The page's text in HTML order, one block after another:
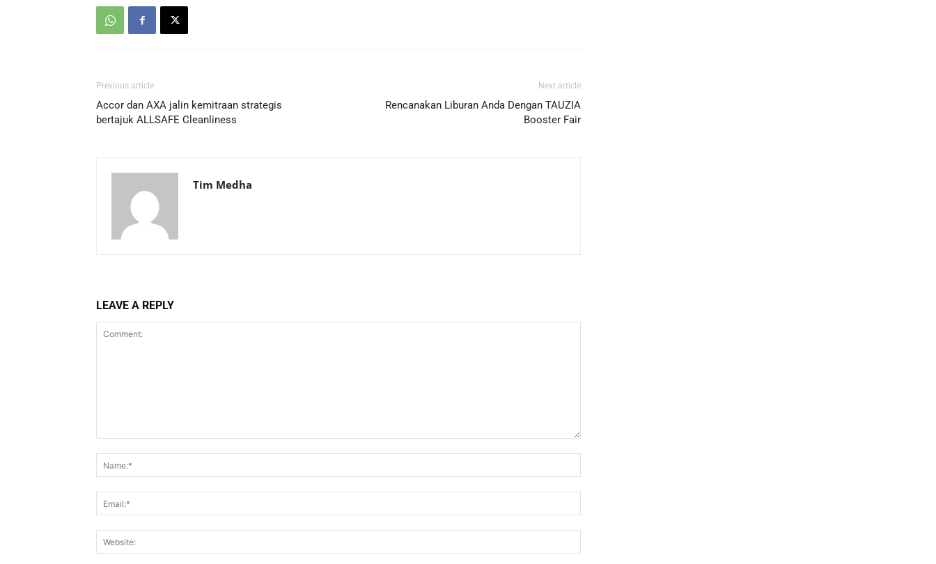
Previous article
Accor dan AXA jalin kemitraan strategis
bertajuk ALLSAFE Cleanliness
Next article
Rencanakan Liburan Anda Dengan TAUZIA
Booster Fair
Tim Medha
LEAVE A REPLY